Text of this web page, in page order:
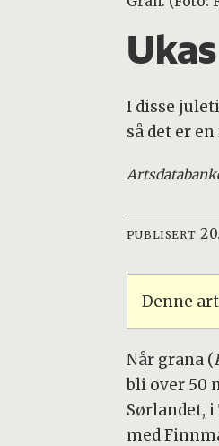
I disse
så det er
PUBLISERT
Denne
Når grana (
bli over 50
Sørlandet,
med